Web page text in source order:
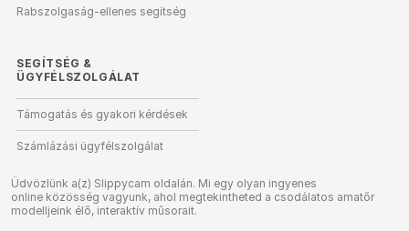
Rabszolgaság-ellenes segítség
SEGÍTSÉG &
ÜGYFÉLSZOLGÁLAT
Támogatás és gyakori kérdések
Számlázási ügyfélszolgálat
Üdvözlünk a(z) Slippycam oldalán. Mi egy olyan ingyenes
online közösség vagyunk, ahol megtekintheted a csodálatos amatőr
modelljeink élő, interaktív műsorait.